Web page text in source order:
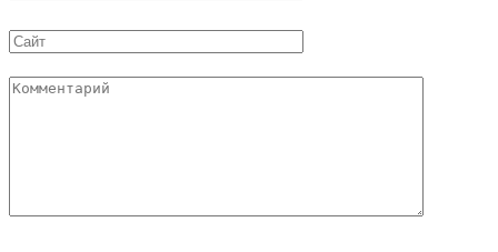
Сайт
Комментарий